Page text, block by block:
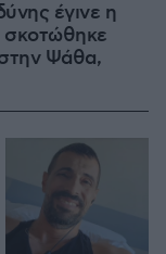
έγινε η
σκοτώθηκε
Ψάθα,